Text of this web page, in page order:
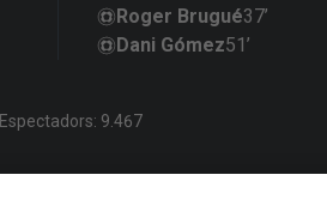
37’
Roger Brugué
51’
Dani Gómez
Espectadors: 9.467